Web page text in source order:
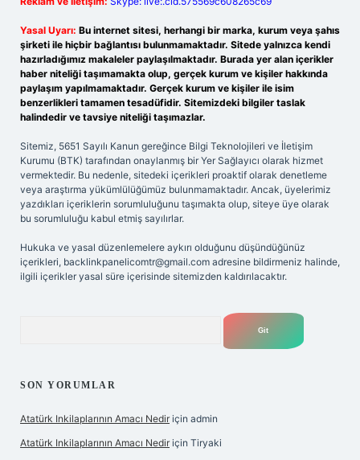
Yasal Uyarı: Bu internet sitesi, herhangi bir marka, kurum veya şahıs
şirketi ile hiçbir bağlantısı bulunmamaktadır. Sitede yalnızca kendi
hazırladığımız makaleler paylaşılmaktadır. Burada yer alan içerikler
haber niteliği taşımamakta olup, gerçek kurum ve kişiler hakkında
paylaşım yapılmamaktadır. Gerçek kurum ve kişiler ile isim
benzerlikleri tamamen tesadüfidir. Sitemizdeki bilgiler taslak
halindedir ve tavsiye niteliği taşımazlar.
Sitemiz, 5651 Sayılı Kanun gereğince Bilgi Teknolojileri ve İletişim
Kurumu (BTK) tarafından onaylanmış bir Yer Sağlayıcı olarak hizmet
vermektedir. Bu nedenle, sitedeki içerikleri proaktif olarak denetleme
veya araştırma yükümlülüğümüz bulunmamaktadır. Ancak, üyelerimiz
yazdıkları içeriklerin sorumluluğunu taşımakta olup, siteye üye olarak
bu sorumluluğu kabul etmiş sayılırlar.
Hukuka ve yasal düzenlemelere aykırı olduğunu düşündüğünüz
içerikleri, backlinkpanelicomtr@gmail.com adresine bildirmeniz halinde,
ilgili içerikler yasal süre içerisinde sitemizden kaldırılacaktır.
SON YORUMLAR
Atatürk Inkilaplarının Amacı Nedir için admin
Atatürk Inkilaplarının Amacı Nedir için Tiryaki